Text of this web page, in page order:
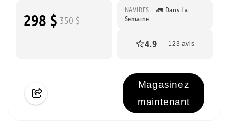
298 $ 350 $
NAVIRES : 🚛 Dans La
Semaine
4.9 123 avis
Magasinez
maintenant